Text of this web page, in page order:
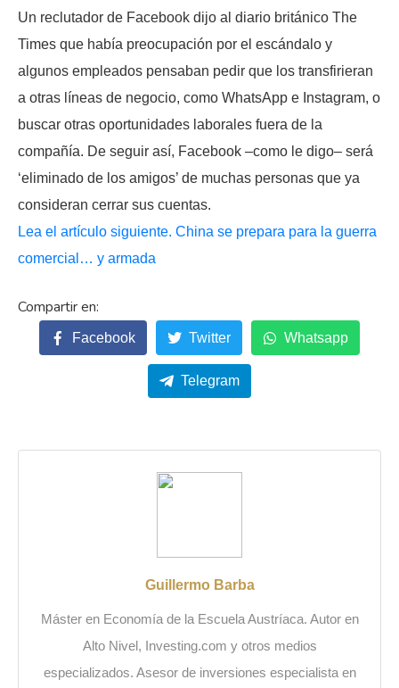
Un reclutador de Facebook dijo al diario británico The
Times que había preocupación por el escándalo y
algunos empleados pensaban pedir que los transfirieran
a otras líneas de negocio, como WhatsApp e Instagram, o
buscar otras oportunidades laborales fuera de la
compañía. De seguir así, Facebook –como le digo– será
‘eliminado de los amigos’ de muchas personas que ya
consideran cerrar sus cuentas.
Lea el artículo siguiente. China se prepara para la guerra
comercial… y armada
Facebook Twitter Whatsapp
Telegram
Guillermo Barba
Máster en Economía de la Escuela Austríaca. Autor en
Alto Nivel, Investing.com y otros medios
especializados. Asesor de inversiones especialista en